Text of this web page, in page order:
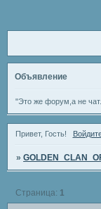
Объявление
"Это же форум,а не
Привет, Гость!
»
Страница: 1